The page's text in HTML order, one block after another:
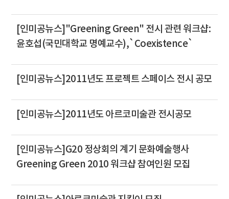
[인미공뉴스]"Greening Green" 전시 관련 워크샵:
윤호섭(국민대학교 명예교수),`Coexistence`
[인미공뉴스]2011년도 프로젝트 스페이스 전시 공모
[인미공뉴스]2011년도 아르코미술관 전시공모
[인미공뉴스]G20 정상회의 계기 문화예술행사
Greening Green 2010 워크샵 참여인원 모집